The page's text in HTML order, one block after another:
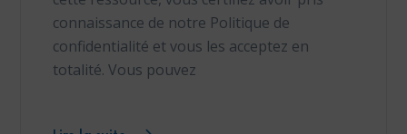
connaissance de notre Politique de
confidentialité et vous les acceptez en
totalité. Vous pouvez